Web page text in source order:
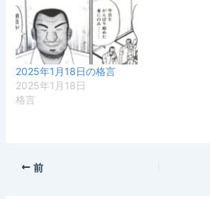
2025年1月18日の格言
2025年1月18日
格言
前